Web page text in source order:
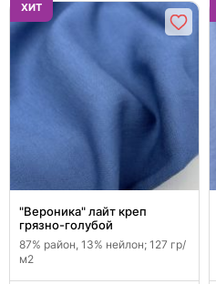
ХИТ
"Вероника" лайт креп
грязно-голубой
87% район, 13% нейлон; 127 гр/
м2